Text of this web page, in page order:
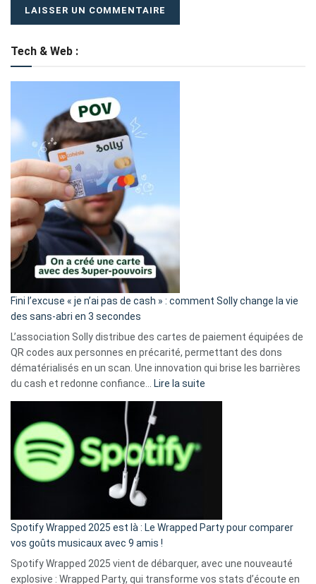
Tech & Web :
Fini l’excuse « je n’ai pas de cash » : comment Solly change la vie
des sans-abri en 3 secondes
L’association Solly distribue des cartes de paiement équipées de
QR codes aux personnes en précarité, permettant des dons
dématérialisés en un scan. Une innovation qui brise les barrières
du cash et redonne confiance… Lire la suite
Fini
»
Solly
Spotify Wrapped 2025 est là : Le Wrapped Party pour comparer
vos goûts musicaux avec 9 amis !
Spotify Wrapped 2025 vient de débarquer, avec une nouveauté
explosive : Wrapped Party, qui transforme vos stats d’écoute en